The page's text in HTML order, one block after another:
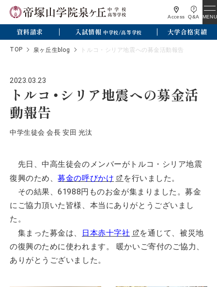
Access Q&A MENU
資料請求 入試情報 中学校/高等学校 大学合格実績
TOP 泉ヶ丘生blog トルコ・シリア地震への募金活動報告
2023.03.23
トルコ・シリア地震への募金活
動報告
中学生徒会 会長 安田 光汰
先日、中高生徒会のメンバーがトルコ・シリア地震
復興のため、募金の呼びかけ
を行いました。
その結果、61988円ものお金が集まりました。募金
にご協力頂いた皆様、本当にありがとうございまし
た。
集まった募金は、
日本赤十字社
を通じて、被災地
の復興のために使われます。 暖かいご寄付のご協力、
ありがとうございました。